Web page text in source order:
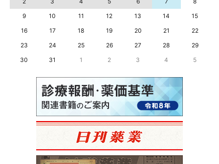
9
10 11 12 13 14
15
16
17 18 19 20 21
22
23
24 25 26 27 28
29
30
31 1 2 3 4 5